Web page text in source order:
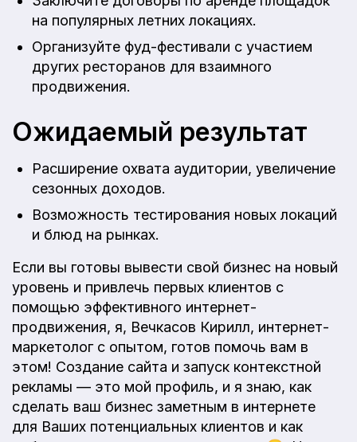
на популярных летних локациях.
Организуйте фуд-фестивали с участием
других ресторанов для взаимного
продвижения.
Ожидаемый результат
Расширение охвата аудитории, увеличение
сезонных доходов.
Возможность тестирования новых локаций
и блюд на рынках.
Если вы готовы вывести свой бизнес на новый
уровень и привлечь первых клиентов с
помощью эффективного интернет-
продвижения, я, Вечкасов Кирилл, интернет-
маркетолог с опытом, готов помочь вам в
этом! Создание сайта и запуск контекстной
рекламы — это мой профиль, и я знаю, как
сделать ваш бизнес заметным в интернете
для Ваших потенциальных клиентов и как